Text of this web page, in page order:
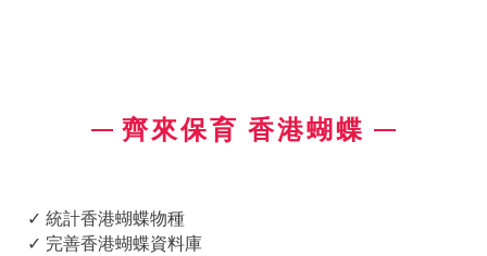
齊來保育 香港蝴蝶
✓ 統計香港蝴蝶物種
✓ 完善香港蝴蝶資料庫